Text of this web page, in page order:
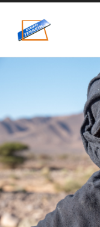
eigenzinnig
terrein